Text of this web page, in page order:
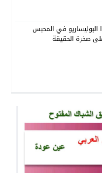
البوليساريو في المحبس
صخرة الحقيقة